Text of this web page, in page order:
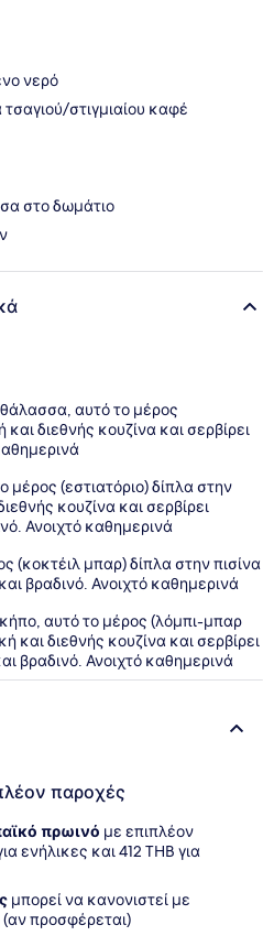
νερό
στιγμιαίου καφέ
στο δωμάτιο
αυτό το μέρος
και διεθνής κουζίνα και σερβίρει
μέρος (εστιατόριο) δίπλα στην
κουζίνα και σερβίρει
Ανοιχτό καθημερινά
(κοκτέιλ μπαρ) δίπλα στην πισίνα
βραδινό. Ανοιχτό καθημερινά
αυτό το μέρος (λόμπι-μπαρ
και διεθνής κουζίνα και σερβίρει
βραδινό. Ανοιχτό καθημερινά
παροχές
πρωινό με επιπλέον
ενήλικες και 412 THB για
μπορεί να κανονιστεί με
προσφέρεται)